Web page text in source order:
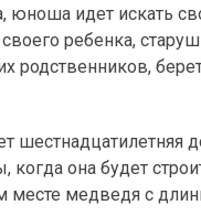
юноша идет искать
ребенка,
родственников,
шестнадцатилетняя
когда она будет
месте медведя с